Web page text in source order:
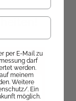
per E-Mail zu
darf
werden.
meinem
Weitere
. Ein
möglich.